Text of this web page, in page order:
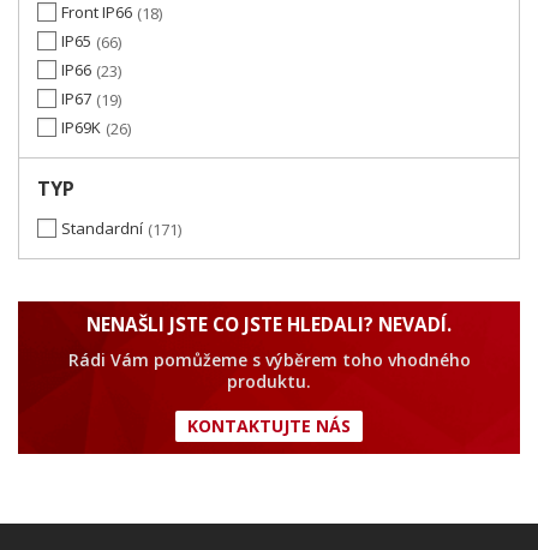
Front IP66 18
IP65 66
IP66 23
IP67 19
IP69K 26
TYP
Standardní 171
NENAŠLI JSTE CO JSTE HLEDALI? NEVADÍ.
Rádi Vám pomůžeme s výběrem toho vhodného
produktu.
KONTAKTUJTE NÁS